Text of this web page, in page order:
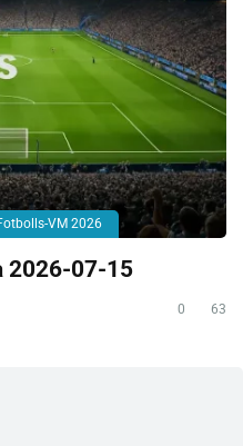
VM 2026
2026-07-15
0 63